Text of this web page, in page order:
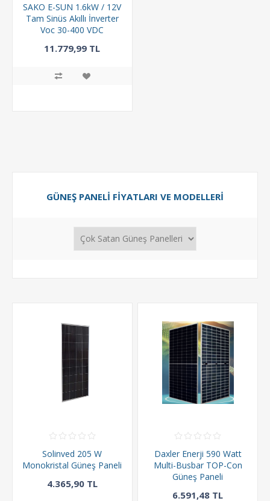
SAKO E-SUN 1.6kW / 12V
Tam Sinüs Akıllı İnverter
Voc 30-400 VDC
11.779,99 TL
GÜNEŞ PANELI FIYATLARI VE MODELLERI
Solinved 205 W
Monokristal Güneş Paneli
4.365,90 TL
Daxler Enerji 590 Watt
Multi-Busbar TOP-Con
Güneş Paneli
6.591,48 TL